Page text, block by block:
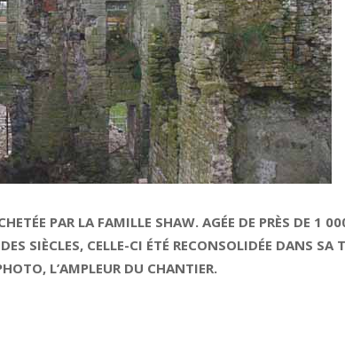
PAR LA FAMILLE SHAW. AGÉE DE PRÈS DE 1
SIÈCLES, CELLE-CI ÉTÉ RECONSOLIDÉE DANS SA
L’AMPLEUR DU CHANTIER.